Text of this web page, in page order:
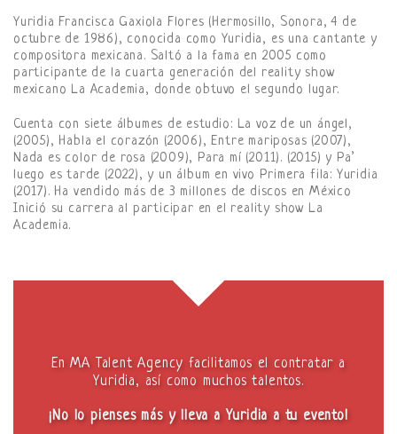
Yuridia Francisca Gaxiola Flores (Hermosillo, Sonora, 4 de
octubre de 1986), conocida como Yuridia, es una cantante y
compositora mexicana. Saltó a la fama en 2005 como
participante de la cuarta generación del reality show
mexicano La Academia, donde obtuvo el segundo lugar.
Cuenta con siete álbumes de estudio: La voz de un ángel,
(2005), Habla el corazón (2006), Entre mariposas (2007),
Nada es color de rosa (2009), Para mí (2011). (2015) y Pa’
luego es tarde (2022), y un álbum en vivo Primera fila: Yuridia
(2017). Ha vendido más de 3 millones de discos en México
Inició su carrera al participar en el reality show La
Academia.
En MA Talent Agency facilitamos el contratar a
Yuridia, así como muchos talentos.
¡No lo pienses más y lleva a Yuridia a tu evento!